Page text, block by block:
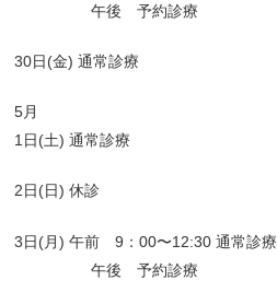
午後 予約診療
30日(金) 通常診療
5月
1日(土) 通常診療
2日(日) 休診
3日(月) 午前 9：00〜12:30 通常診療
午後 予約診療